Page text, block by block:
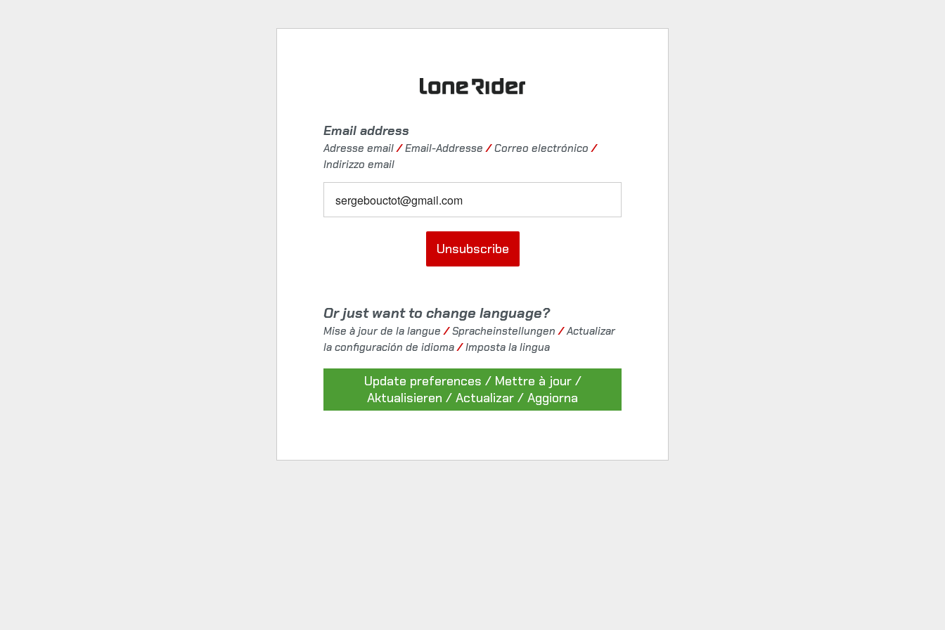
Email address
Adresse email/Email-Addresse/Correo electrónico/
Indirizzo email
Unsubscribe
Or just want to change language?
Mise à jour de la langue/Spracheinstellungen/Actualizar
la configuración de idioma/Imposta la lingua
Update preferences / Mettre à jour /
Aktualisieren / Actualizar / Aggiorna